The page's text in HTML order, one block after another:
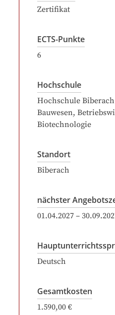
Zertifikat
ECTS-Punkte
6
Hochschule
Hochschule
Bauwesen,
Biotechnologie
Standort
Biberach
nächster
01.04.2027 –
Deutsch
Gesamtkosten
1.590,00 €